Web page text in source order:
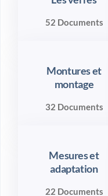
52 Documents
Montures et
montage
32 Documents
Mesures et
adaptation
22 Documents